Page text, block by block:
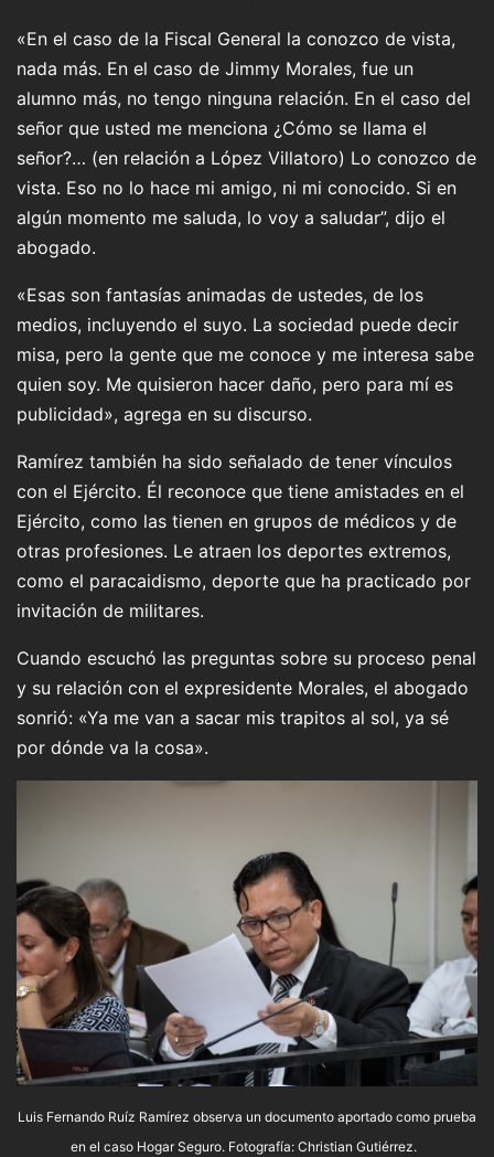
«En el caso de la Fiscal General la conozco de vista,
nada más. En el caso de Jimmy Morales, fue un
alumno más, no tengo ninguna relación. En el caso del
señor que usted me menciona ¿Cómo se llama el
señor?… (en relación a López Villatoro) Lo conozco de
vista. Eso no lo hace mi amigo, ni mi conocido. Si en
algún momento me saluda, lo voy a saludar”, dijo el
abogado.
«Esas son fantasías animadas de ustedes, de los
medios, incluyendo el suyo. La sociedad puede decir
misa, pero la gente que me conoce y me interesa sabe
quien soy. Me quisieron hacer daño, pero para mí es
publicidad», agrega en su discurso.
Ramírez también ha sido señalado de tener vínculos
con el Ejército. Él reconoce que tiene amistades en el
Ejército, como las tienen en grupos de médicos y de
otras profesiones. Le atraen los deportes extremos,
como el paracaidismo, deporte que ha practicado por
invitación de militares.
Cuando escuchó las preguntas sobre su proceso penal
y su relación con el expresidente Morales, el abogado
sonrió: «Ya me van a sacar mis trapitos al sol, ya sé
por dónde va la cosa».
Luis Fernando Ruíz Ramírez observa un documento aportado como prueba
en el caso Hogar Seguro. Fotografía: Christian Gutiérrez.